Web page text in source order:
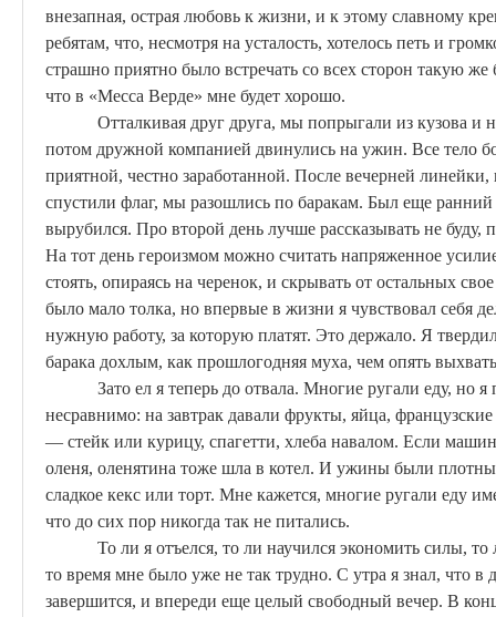
внезапная, острая любовь к жизни, и к этому славному
ребятам, что, несмотря на усталость, хотелось петь и
страшно приятно было встречать со всех сторон такую же
что в «Месса Верде» мне будет хорошо.
Отталкивая друг друга, мы попрыгали из кузова и
потом дружной компанией двинулись на ужин. Все тело
приятной, честно заработанной. После вечерней
спустили флаг, мы разошлись по баракам. Был еще ранний
вырубился. Про второй день лучше рассказывать не буду,
На тот день героизмом можно считать напряженное
стоять, опираясь на черенок, и скрывать от остальных
было мало толка, но впервые в жизни я чувствовал
нужную работу, за которую платят. Это держало. Я
барака дохлым, как прошлогодняя муха, чем опять
Зато ел я теперь до отвала. Многие ругали еду, но
несравнимо: на завтрак давали фрукты, яйца,
— стейк или курицу, спагетти, хлеба навалом. Если
оленя, оленятина тоже шла в котел. И ужины были
сладкое кекс или торт. Мне кажется, многие ругали еду
что до сих пор никогда так не питались.
То ли я отъелся, то ли научился экономить силы,
то время мне было уже не так трудно. С утра я знал, что в
завершится, и впереди еще целый свободный вечер. В